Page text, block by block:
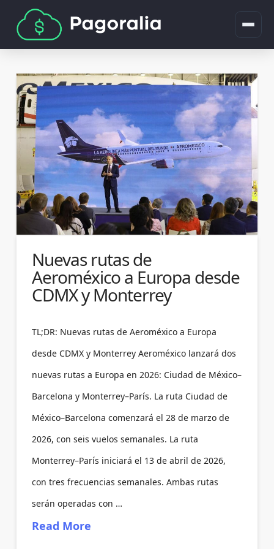
Nuevas rutas de
Aeroméxico a Europa desde
CDMX y Monterrey
TL;DR: Nuevas rutas de Aeroméxico a Europa
desde CDMX y Monterrey Aeroméxico lanzará dos
nuevas rutas a Europa en 2026: Ciudad de México–
Barcelona y Monterrey–París. La ruta Ciudad de
México–Barcelona comenzará el 28 de marzo de
2026, con seis vuelos semanales. La ruta
Monterrey–París iniciará el 13 de abril de 2026,
con tres frecuencias semanales. Ambas rutas
serán operadas con …
Read More